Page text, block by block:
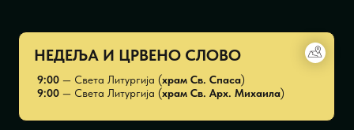
НЕДЕЉА И ЦРВЕНО СЛОВО
9:00 — Света Литургија (храм Св. Спаса)
9:00 — Света Литургија (храм Св. Арх. Михаила)